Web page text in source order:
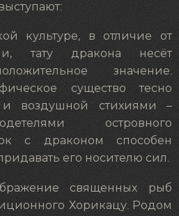
культуре, в отличие от
тату дракона несёт
значение.
существо тесно
воздушной стихиями –
островного
с драконом способен
его носителю сил.
священных рыб
Хорикацу. Родом